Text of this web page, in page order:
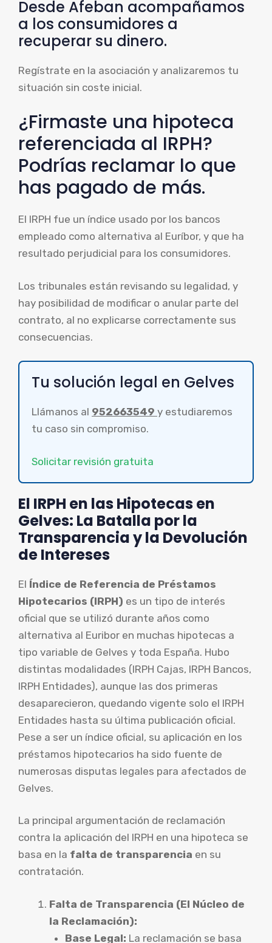
Desde Afeban acompañamos
a los consumidores a
recuperar su dinero.
Regístrate en la asociación y analizaremos tu
situación sin coste inicial.
¿Firmaste una hipoteca
referenciada al IRPH?
Podrías reclamar lo que
has pagado de más.
El IRPH fue un índice usado por los bancos
empleado como alternativa al Euríbor, y que ha
resultado perjudicial para los consumidores.
Los tribunales están revisando su legalidad, y
hay posibilidad de modificar o anular parte del
contrato, al no explicarse correctamente sus
consecuencias.
Tu solución legal en Gelves
Llámanos al 952663549 y estudiaremos
tu caso sin compromiso.
Solicitar revisión gratuita
El IRPH en las Hipotecas en
Gelves: La Batalla por la
Transparencia y la Devolución
de Intereses
El Índice de Referencia de Préstamos
Hipotecarios (IRPH) es un tipo de interés
oficial que se utilizó durante años como
alternativa al Euribor en muchas hipotecas a
tipo variable de Gelves y toda España. Hubo
distintas modalidades (IRPH Cajas, IRPH Bancos,
IRPH Entidades), aunque las dos primeras
desaparecieron, quedando vigente solo el IRPH
Entidades hasta su última publicación oficial.
Pese a ser un índice oficial, su aplicación en los
préstamos hipotecarios ha sido fuente de
numerosas disputas legales para afectados de
Gelves.
La principal argumentación de reclamación
contra la aplicación del IRPH en una hipoteca se
basa en la falta de transparencia en su
contratación.
Falta de Transparencia (El Núcleo de
la Reclamación):
Base Legal: La reclamación se basa